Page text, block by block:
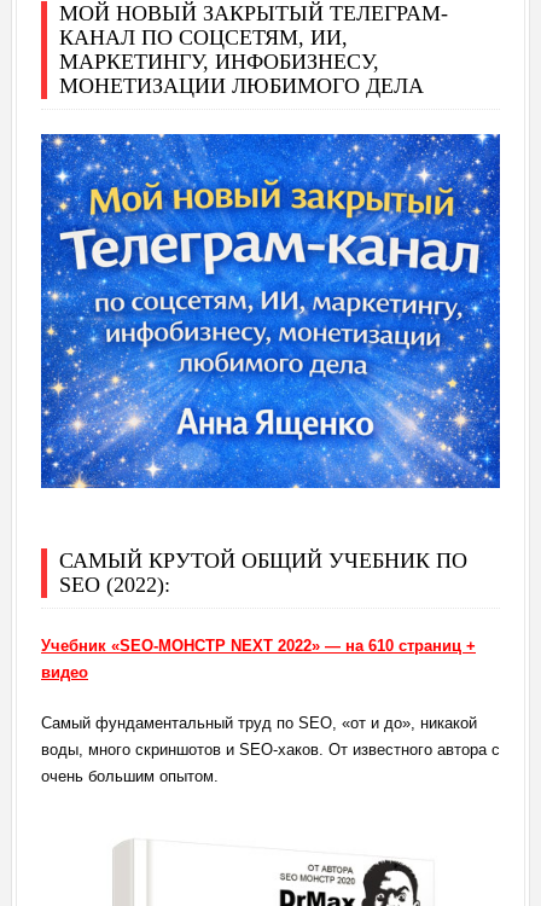
МОЙ НОВЫЙ ЗАКРЫТЫЙ ТЕЛЕГРАМ-
КАНАЛ ПО СОЦСЕТЯМ, ИИ,
МАРКЕТИНГУ, ИНФОБИЗНЕСУ,
МОНЕТИЗАЦИИ ЛЮБИМОГО ДЕЛА
САМЫЙ КРУТОЙ ОБЩИЙ УЧЕБНИК ПО
SEO (2022):
Учебник «SEO-МОНСТР NEXT 2022» — на 610 страниц +
видео
Самый фундаментальный труд по SEO, «от и до», никакой
воды, много скриншотов и SEO-хаков. От известного автора с
очень большим опытом.